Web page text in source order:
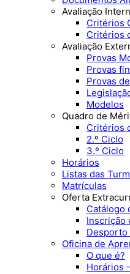
Avaliação
Critérios
Critérios
Avaliação
Provas
Provas
Provas
Modelos
Quadro de
Critérios
2.º Ciclo
3.º Ciclo
Horários
Listas das
Matrículas
Oferta
Catálogo
Inscrição
Desporto
Oficina de
O que é?
Horários